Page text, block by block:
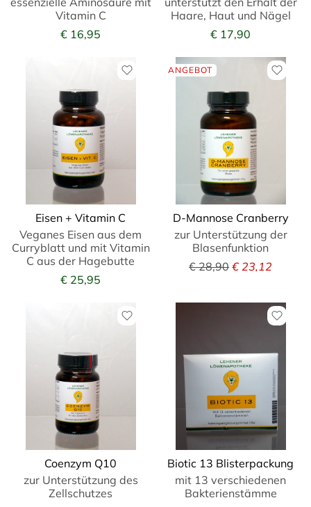
Vitamin C
€ 16,95
Haare, Haut und Nägel
€ 17,90
Eisen + Vitamin C
Veganes Eisen aus dem
Curryblatt und mit Vitamin
C aus der Hagebutte
€ 25,95
ANGEBOT
D-Mannose Cranberry
zur Unterstützung der
Blasenfunktion
€ 28,90 € 23,12
Coenzym Q10
zur Unterstützung des
Zellschutzes
Biotic 13 Blisterpackung
mit 13 verschiedenen
Bakterienstämme